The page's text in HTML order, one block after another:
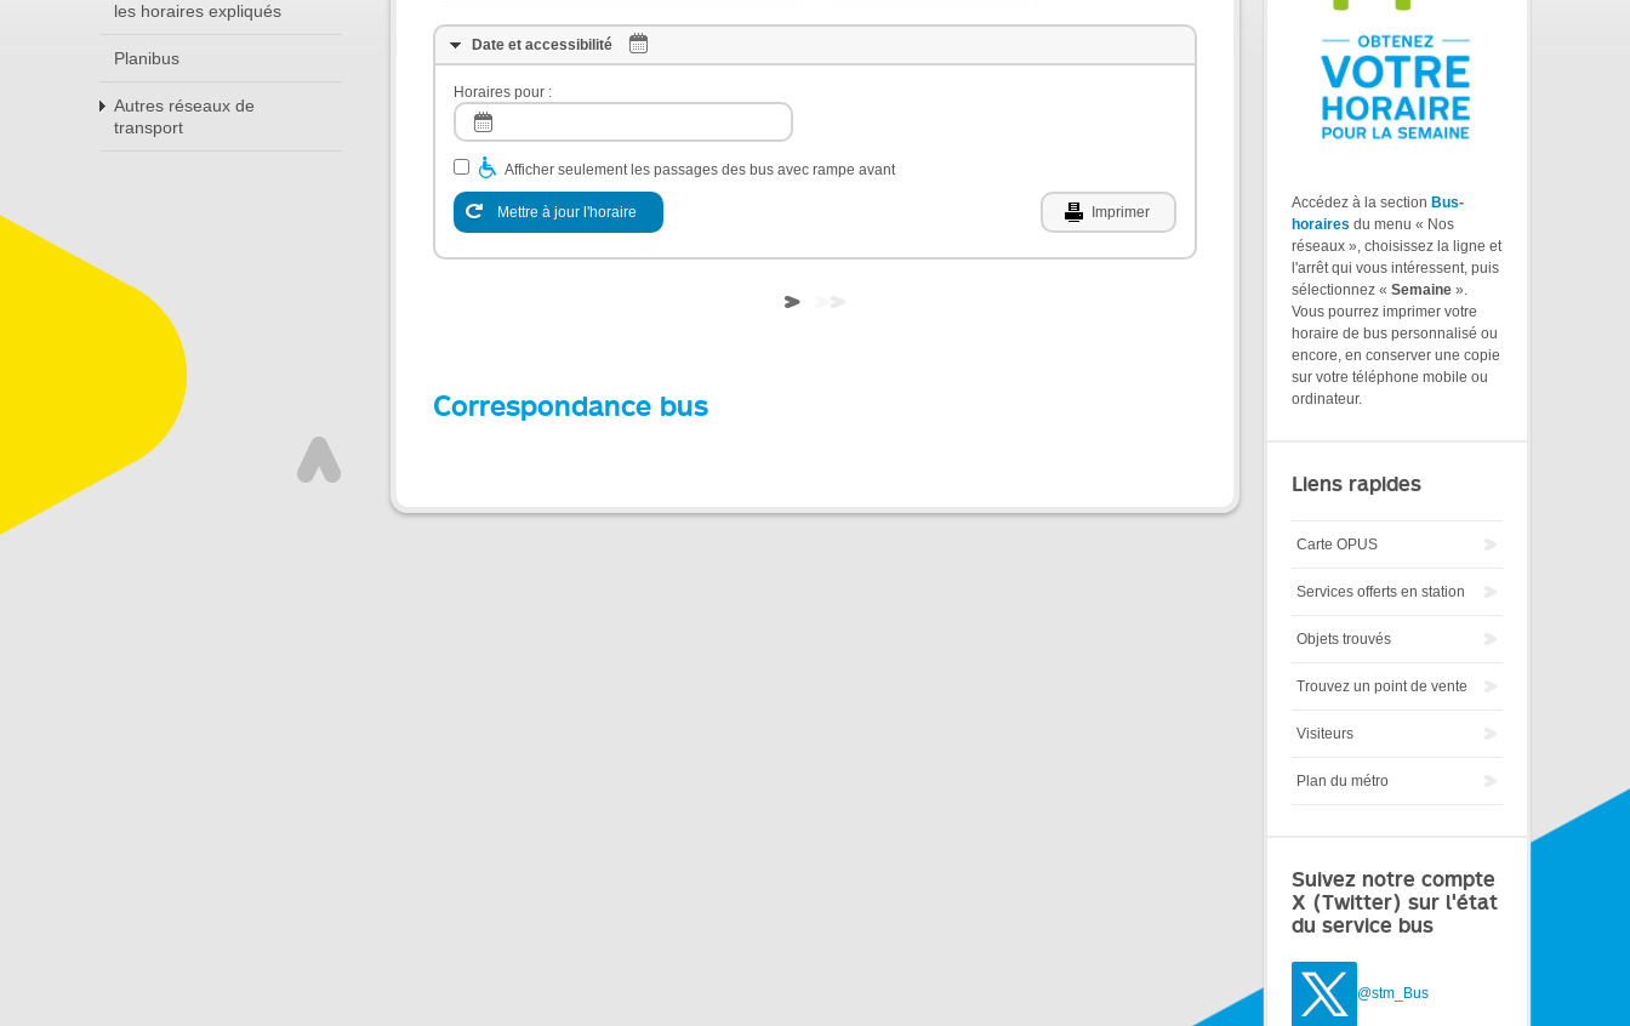
les horaires expliqués
Planibus
Autres réseaux de
transport
Date et accessibilité
Horaires pour :
Afficher seulement les passages des bus avec rampe avant
Mettre à jour l'horaire Imprimer
Correspondance bus
Accédez à la section Bus-
horaires du menu « Nos
réseaux », choisissez la ligne et
l'arrêt qui vous intéressent, puis
sélectionnez « Semaine ».
Vous pourrez imprimer votre
horaire de bus personnalisé ou
encore, en conserver une copie
sur votre téléphone mobile ou
ordinateur.
Liens rapides
Carte OPUS
Services offerts en station
Objets trouvés
Trouvez un point de vente
Visiteurs
Plan du métro
Suivez notre compte
X (Twitter) sur l'état
du service bus
@stm_Bus